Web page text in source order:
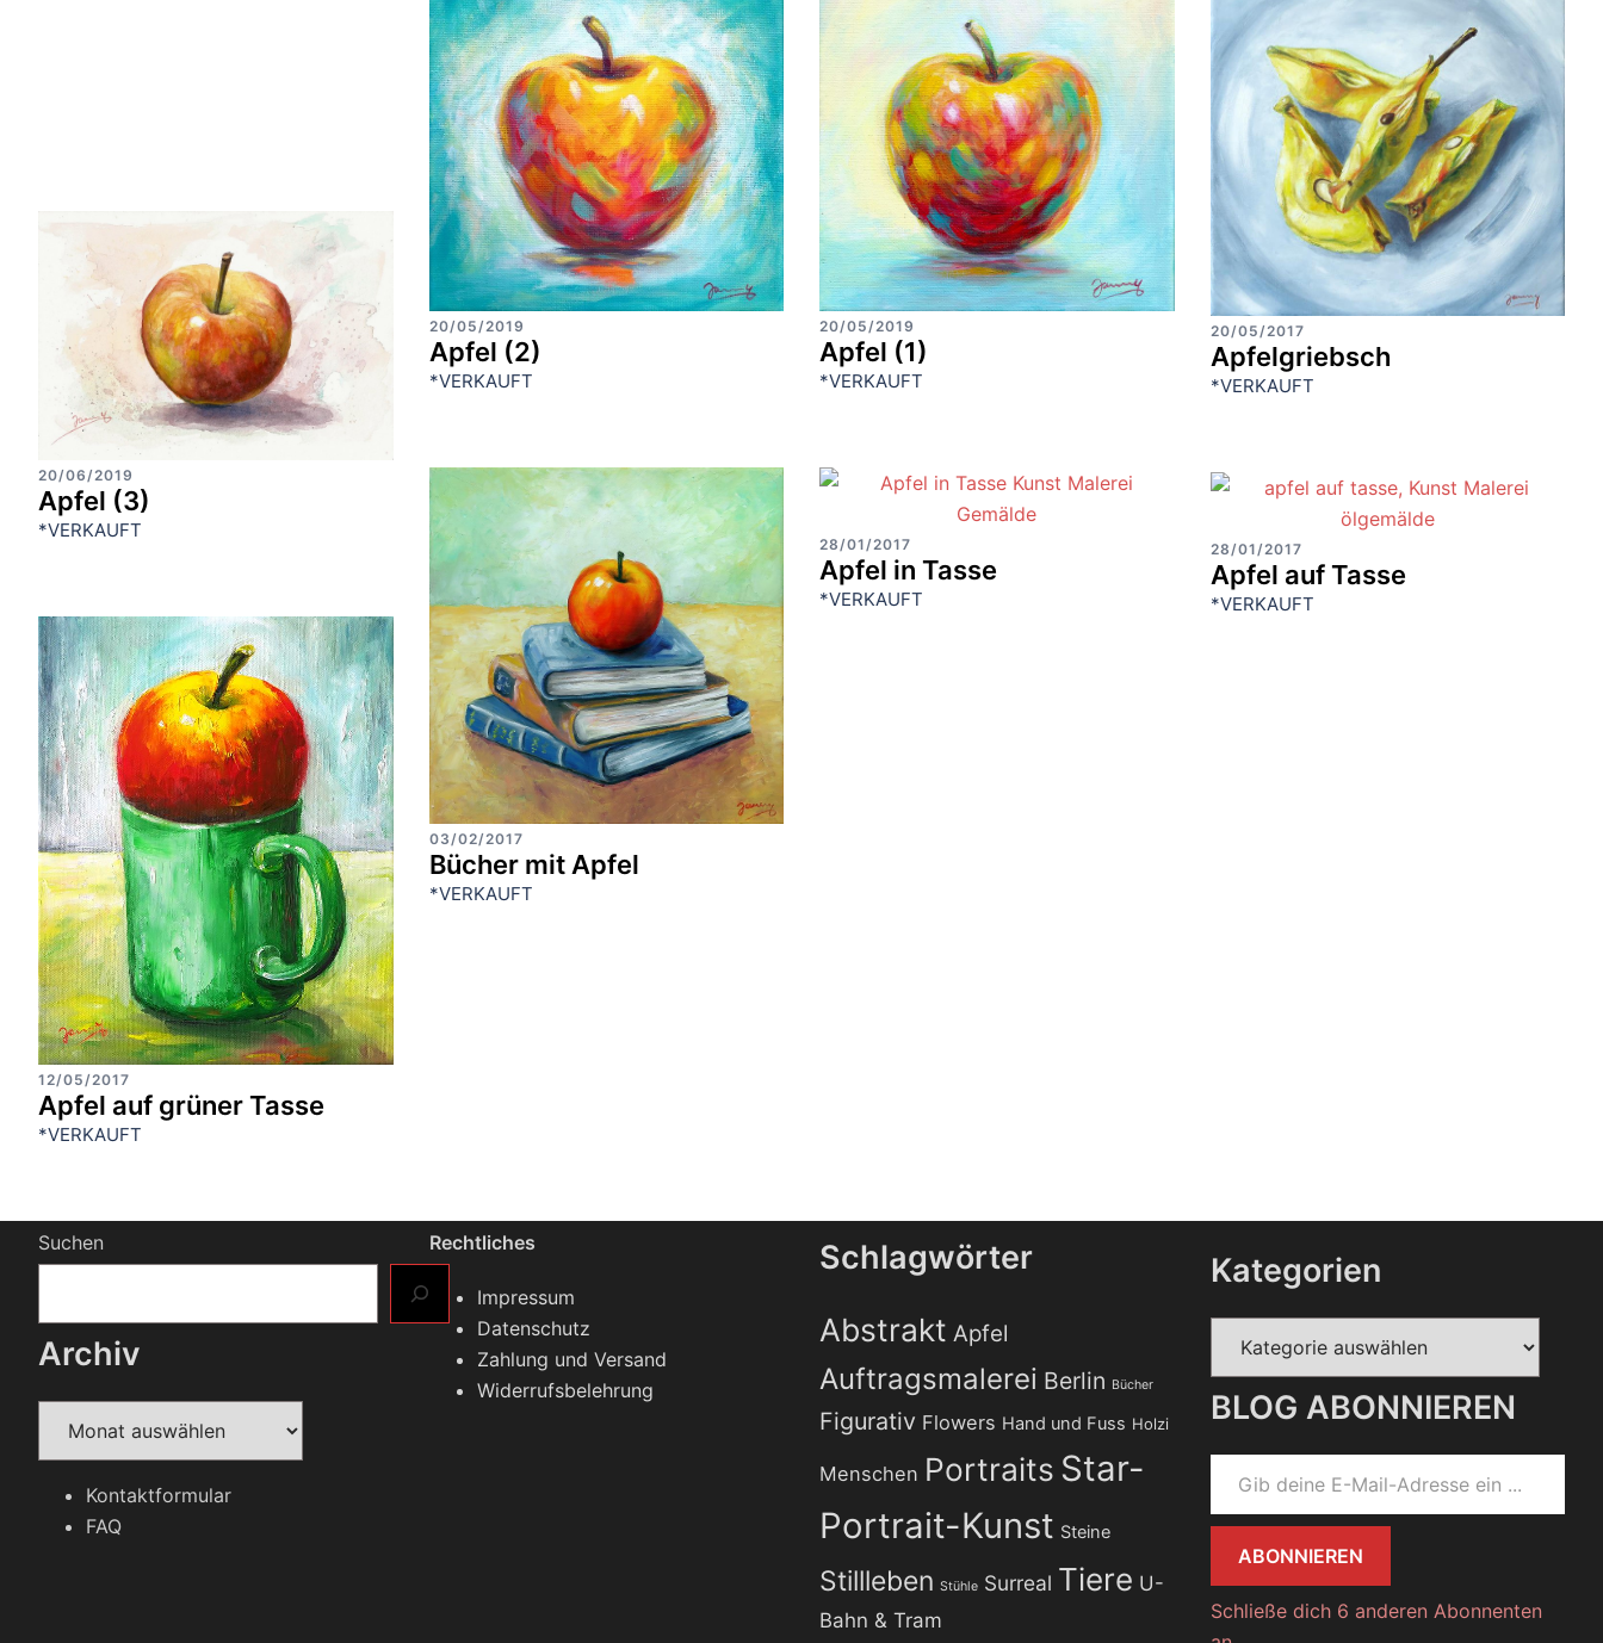
20/06/2019
Apfel (3)
*VERKAUFT
20/05/2019
Apfel (2)
*VERKAUFT
20/05/2019
Apfel (1)
*VERKAUFT
20/05/2017
Apfelgriebsch
*VERKAUFT
12/05/2017
Apfel auf grüner Tasse
*VERKAUFT
03/02/2017
Bücher mit Apfel
*VERKAUFT
28/01/2017
Apfel in Tasse
*VERKAUFT
28/01/2017
Apfel auf Tasse
*VERKAUFT
Suchen
Archiv
Kontaktformular
FAQ
Rechtliches
Impressum
Datenschutz
Zahlung und Versand
Widerrufsbelehrung
Schlagwörter
Abstrakt Apfel
Auftragsmalerei Berlin Bücher
Figurativ Flowers Hand und Fuss Holzi
Menschen Portraits Star-
Portrait-Kunst Steine
Stillleben Stühle Surreal Tiere U-
Bahn & Tram
Kategorien
BLOG ABONNIEREN
Gib deine E-Mail-Adresse ein ...
ABONNIEREN
Schließe dich 6 anderen Abonnenten